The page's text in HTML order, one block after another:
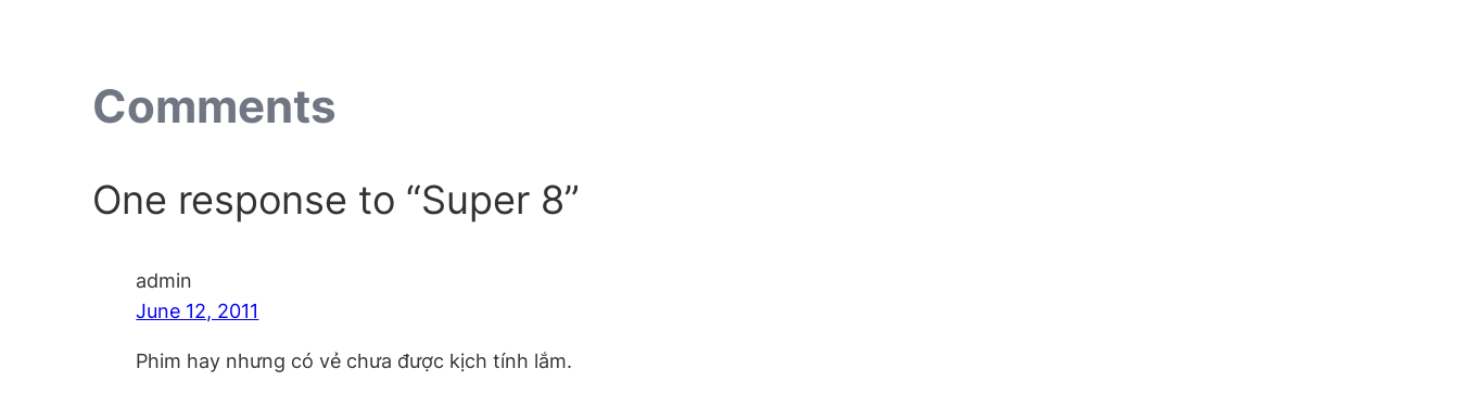
Comments
One response to “Super 8”
admin
June 12, 2011
Phim hay nhưng có vẻ chưa được kịch tính lắm.